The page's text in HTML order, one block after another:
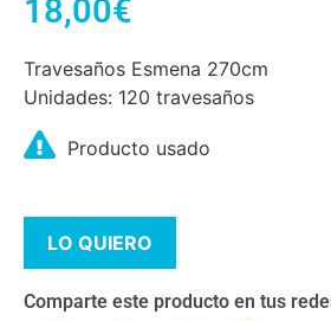
18,00€
Travesaños Esmena 270cm
Unidades: 120 travesaños
Producto usado
LO QUIERO
Comparte este producto en tus